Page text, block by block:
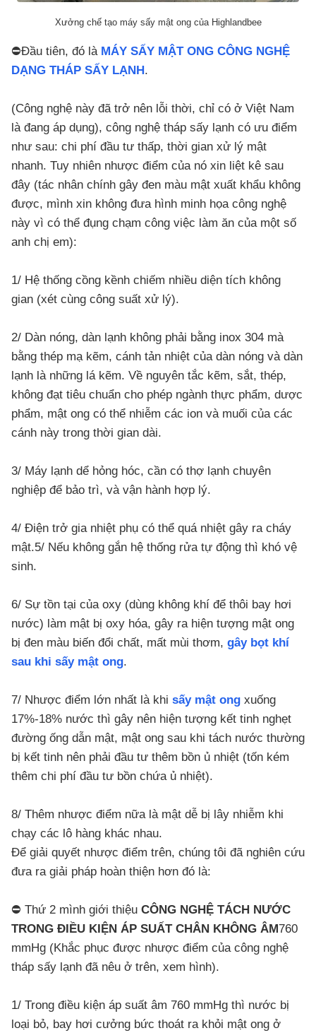
Xưởng chế tạo máy sấy mật ong của Highlandbee
⛔Đầu tiên, đó là MÁY SẤY MẬT ONG CÔNG NGHỆ
DẠNG THÁP SẤY LẠNH.
(Công nghệ này đã trở nên lỗi thời, chỉ có ở Việt Nam
là đang áp dụng), công nghệ tháp sấy lạnh có ưu điểm
như sau: chi phí đầu tư thấp, thời gian xử lý mật
nhanh. Tuy nhiên nhược điểm của nó xin liệt kê sau
đây (tác nhân chính gây đen màu mật xuất khẩu không
được, mình xin không đưa hình minh họa công nghệ
này vì có thể đụng chạm công việc làm ăn của một số
anh chị em):
1/ Hệ thống cồng kềnh chiếm nhiều diện tích không
gian (xét cùng công suất xử lý).
2/ Dàn nóng, dàn lạnh không phải bằng inox 304 mà
bằng thép mạ kẽm, cánh tản nhiệt của dàn nóng và dàn
lạnh là những lá kẽm. Về nguyên tắc kẽm, sắt, thép,
không đạt tiêu chuẩn cho phép ngành thực phẩm, dược
phẩm, mật ong có thể nhiễm các ion và muối của các
cánh này trong thời gian dài.
3/ Máy lạnh dể hỏng hóc, cần có thợ lạnh chuyên
nghiệp để bảo trì, và vận hành hợp lý.
4/ Điện trở gia nhiệt phụ có thể quá nhiệt gây ra cháy
mật.5/ Nếu không gắn hệ thống rửa tự động thì khó vệ
sinh.
6/ Sự tồn tại của oxy (dùng không khí để thôi bay hơi
nước) làm mật bị oxy hóa, gây ra hiện tượng mật ong
bị đen màu biến đổi chất, mất mùi thơm, gây bọt khí
sau khi sấy mật ong.
7/ Nhược điểm lớn nhất là khi sấy mật ong xuống
17%-18% nước thì gây nên hiện tượng kết tinh nghẹt
đường ống dẫn mật, mật ong sau khi tách nước thường
bị kết tinh nên phải đầu tư thêm bồn ủ nhiệt (tốn kém
thêm chi phí đầu tư bồn chứa ủ nhiệt).
8/ Thêm nhược điểm nữa là mật dễ bị lây nhiễm khi
chạy các lô hàng khác nhau.
Để giải quyết nhược điểm trên, chúng tôi đã nghiên cứu
đưa ra giải pháp hoàn thiện hơn đó là:
⛔ Thứ 2 mình giới thiệu CÔNG NGHỆ TÁCH NƯỚC
TRONG ĐIỀU KIỆN ÁP SUẤT CHÂN KHÔNG ÂM760
mmHg (Khắc phục được nhược điểm của công nghệ
tháp sấy lạnh đã nêu ở trên, xem hình).
1/ Trong điều kiện áp suất âm 760 mmHg thì nước bị
loại bỏ, bay hơi cưởng bức thoát ra khỏi mật ong ở